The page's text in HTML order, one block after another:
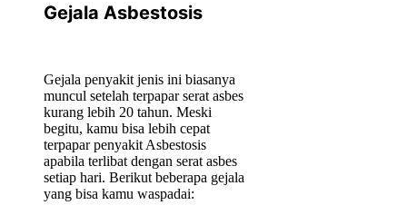
Gejala Asbestosis
Gejala penyakit jenis ini biasanya
muncul setelah terpapar serat asbes
kurang lebih 20 tahun. Meski
begitu, kamu bisa lebih cepat
terpapar penyakit Asbestosis
apabila terlibat dengan serat asbes
setiap hari. Berikut beberapa gejala
yang bisa kamu waspadai: